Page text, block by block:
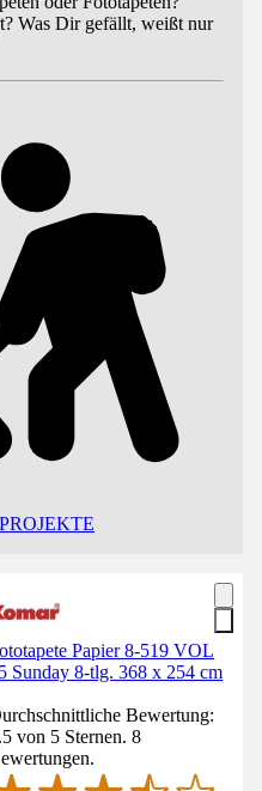
Was Dir gefällt, weißt nur
Papier 8-519 VOL
Sunday 8-tlg. 368 x 254 cm
Bewertung:
von 5 Sternen. 8